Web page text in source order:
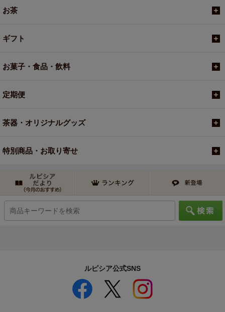
お茶
ギフト
お菓子・食品・飲料
定期便
茶器・オリジナルグッズ
特別商品・お取り寄せ
ルピシア公式SNS